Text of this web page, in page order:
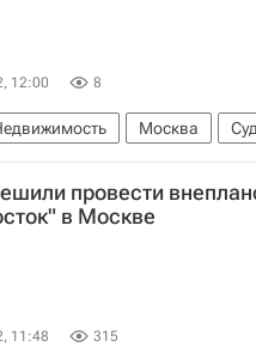
12:00 8
Москва
провести
в Москве
11:48 315